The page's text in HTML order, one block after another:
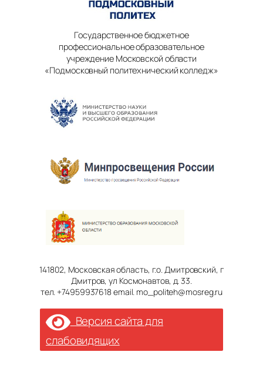
Государственное бюджетное
профессиональное образовательное
учреждение Московской области
«Подмосковный политехнический колледж»
141802, Московская область, г.о. Дмитровский, г
Дмитров, ул Космонавтов, д. 33.
тел. +74959937618 email. mo_politeh@mosreg.ru
Версия сайта для
слабовидящих